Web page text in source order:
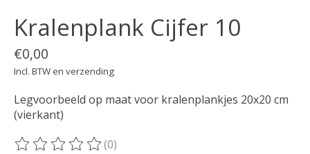
Kralenplank Cijfer 10
€0,00
Incl. BTW en verzending
Legvoorbeeld op maat voor kralenplankjes 20x20 cm
(vierkant)
(0)